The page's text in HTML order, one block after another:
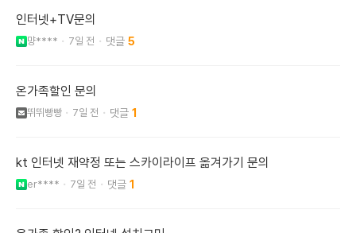
인터넷+TV문의
먕**** 7일 전 5
온가족할인 문의
뛰뛰빵빵 7일 전 1
kt 인터넷 재약정 또는 스카이라이프 옮겨가기 문의
er**** 7일 전 1